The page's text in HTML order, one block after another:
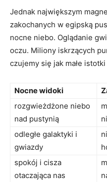
Jednak największym
zakochanych w egipską
nocne niebo. Oglądanie
oczu. Miliony iskrzących
czujemy się jak małe
Nocne ‍widoki
rozgwieżdżone ⁢niebo
nad pustynią
odległe galaktyki i
gwiazdy
spokój i cisza
otaczająca ​nas